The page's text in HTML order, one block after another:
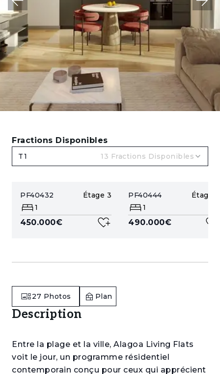
Fractions Disponibles
T1 13 Fractions Disponibles
PF40432 Étage 3
1
450.000€
PF40444 Étage
1
490.000€
27 Photos Plan
Description
Entre la plage et la ville, Alagoa Living Flats
voit le jour, un programme résidentiel
contemporain conçu pour ceux qui apprécient